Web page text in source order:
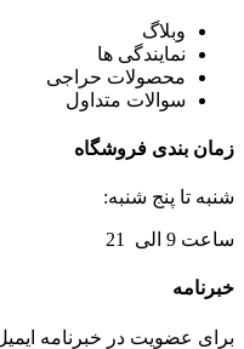
وبلاگ
نمایندگی ها
محصولات حراجی
سوالات متداول
زمان بندی فروشگاه
شنبه تا پنج شنبه:
ساعت 9 الی 21
خبرنامه
برای عضویت در خبرنامه